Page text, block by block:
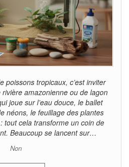
poissons tropicaux, c’est inviter
amazonienne ou de lagon
joue sur l’eau douce, le ballet
néons, le feuillage des plantes
tout cela transforme un coin de
Beaucoup se lancent sur…
Non